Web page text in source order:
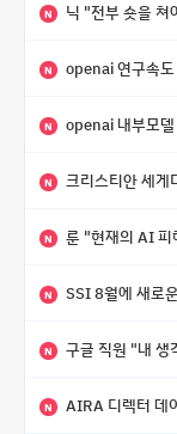
N 닉 "전부 숏을 쳐야 할지,
N openai 연구속
N openai 내부모
N 크리스티안 세게디 "나
N 룬 "현재의 AI 피해 규모가 문제가 아니라,
N SSI 8월에 새로
N 구글 직원 "내 생
N AIRA 디렉터 데이비드 "